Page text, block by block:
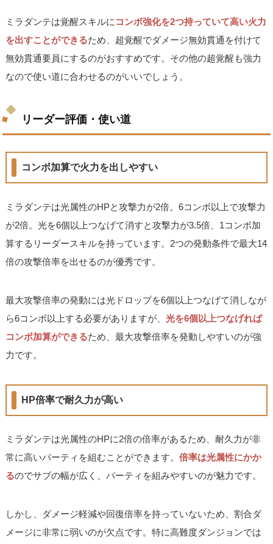
ミラダンテは覚醒スキルに コンボ強化を2つ持っていて高い火力
を出すことができるため、超覚醒でダメージ無効貫通を付けて
無効貫通要員にするのがおすすめです。その他の超覚醒も強力
なので使い道に合わせるのがいいでしょう。
リーダー評価・使い道
コンボ加算で火力を出しやすい
ミラダンテは光属性のHPと攻撃力が2倍。6コンボ以上で攻撃力
が2倍。光を6個以上つなげて消すと攻撃力が3.5倍、1コンボ加
算するリーダースキルを持っています。2つの発動条件で最大14
倍の攻撃倍率を出せるのが優秀です。
最大攻撃倍率の発動には光ドロップを6個以上つなげて消しなが
ら6コンボ以上する必要がありますが、光を6個以上つなげれば
コンボ加算ができるため、最大攻撃倍率を発動しやすいのが強
力です。
HP倍率で耐久力が高い
ミラダンテは光属性のHPに2倍の倍率があるため、耐久力が非
常に高いパーティを組むことができます。倍率は光属性にかか
るのでサブの幅が広く、パーティを組みやすいのが魅力です。
しかし、ダメージ軽減や回復倍率を持っていないため、割合ダ
メージに非常に弱いのが欠点です。特に高難度ダンジョンでは